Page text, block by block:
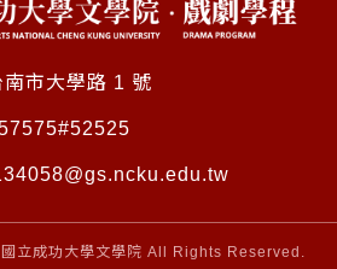
市大學路 1 號
立成功大學文學院 All Rights Reserved.